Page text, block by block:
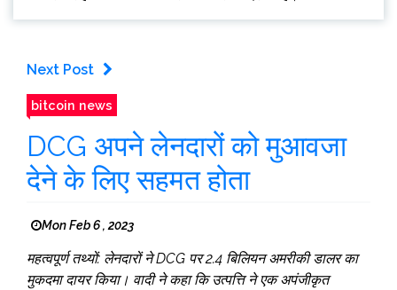
Next Post
bitcoin news
DCG अपने लेनदारों को मुआवजा
देने के लिए सहमत होता
Mon Feb 6 , 2023
महत्वपूर्ण तथ्यों: लेनदारों ने DCG पर 2.4 बिलियन अमरीकी डालर का
मुकदमा दायर किया। वादी ने कहा कि उत्पत्ति ने एक अपंजीकृत